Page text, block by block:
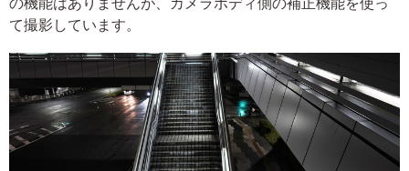
て撮影しています。